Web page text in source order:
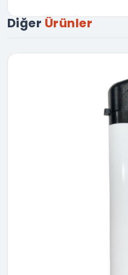
Diğer Ürünler